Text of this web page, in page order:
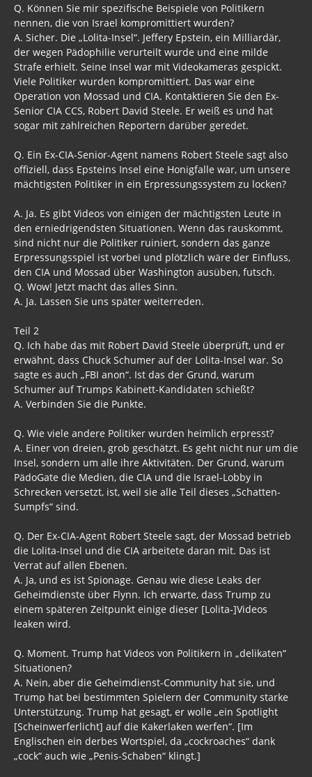
Q. Können Sie mir spezifische Beispiele von Politikern
nennen, die von Israel kompromittiert wurden?
A. Sicher. Die „Lolita-Insel“. Jeffery Epstein, ein Milliardär,
der wegen Pädophilie verurteilt wurde und eine milde
Strafe erhielt. Seine Insel war mit Videokameras gespickt.
Viele Politiker wurden kompromittiert. Das war eine
Operation von Mossad und CIA. Kontaktieren Sie den Ex-
Senior CIA CCS, Robert David Steele. Er weiß es und hat
sogar mit zahlreichen Reportern darüber geredet.
Q. Ein Ex-CIA-Senior-Agent namens Robert Steele sagt also
offiziell, dass Epsteins Insel eine Honigfalle war, um unsere
mächtigsten Politiker in ein Erpressungssystem zu locken?
A. Ja. Es gibt Videos von einigen der mächtigsten Leute in
den erniedrigendsten Situationen. Wenn das rauskommt,
sind nicht nur die Politiker ruiniert, sondern das ganze
Erpressungsspiel ist vorbei und plötzlich wäre der Einfluss,
den CIA und Mossad über Washington ausüben, futsch.
Q. Wow! Jetzt macht das alles Sinn.
A. Ja. Lassen Sie uns später weiterreden.
Teil 2
Q. Ich habe das mit Robert David Steele überprüft, und er
erwähnt, dass Chuck Schumer auf der Lolita-Insel war. So
sagte es auch „FBI anon“. Ist das der Grund, warum
Schumer auf Trumps Kabinett-Kandidaten schießt?
A. Verbinden Sie die Punkte.
Q. Wie viele andere Politiker wurden heimlich erpresst?
A. Einer von dreien, grob geschätzt. Es geht nicht nur um die
Insel, sondern um alle ihre Aktivitäten. Der Grund, warum
PädoGate die Medien, die CIA und die Israel-Lobby in
Schrecken versetzt, ist, weil sie alle Teil dieses „Schatten-
Sumpfs“ sind.
Q. Der Ex-CIA-Agent Robert Steele sagt, der Mossad betrieb
die Lolita-Insel und die CIA arbeitete daran mit. Das ist
Verrat auf allen Ebenen.
A. Ja, und es ist Spionage. Genau wie diese Leaks der
Geheimdienste über Flynn. Ich erwarte, dass Trump zu
einem späteren Zeitpunkt einige dieser [Lolita-]Videos
leaken wird.
Q. Moment. Trump hat Videos von Politikern in „delikaten“
Situationen?
A. Nein, aber die Geheimdienst-Community hat sie, und
Trump hat bei bestimmten Spielern der Community starke
Unterstützung. Trump hat gesagt, er wolle „ein Spotlight
[Scheinwerferlicht] auf die Kakerlaken werfen“. [Im
Englischen ein derbes Wortspiel, da „cockroaches“ dank
„cock“ auch wie „Penis-Schaben“ klingt.]